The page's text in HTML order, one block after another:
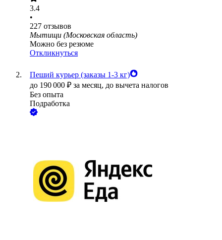
3.4
•
227 отзывов
Мытищи (Московская область)
Можно без резюме
Откликнуться
Пеший курьер (заказы 1-3 кг)
до 190 000 ₽ за месяц, до вычета налогов
Без опыта
Подработка